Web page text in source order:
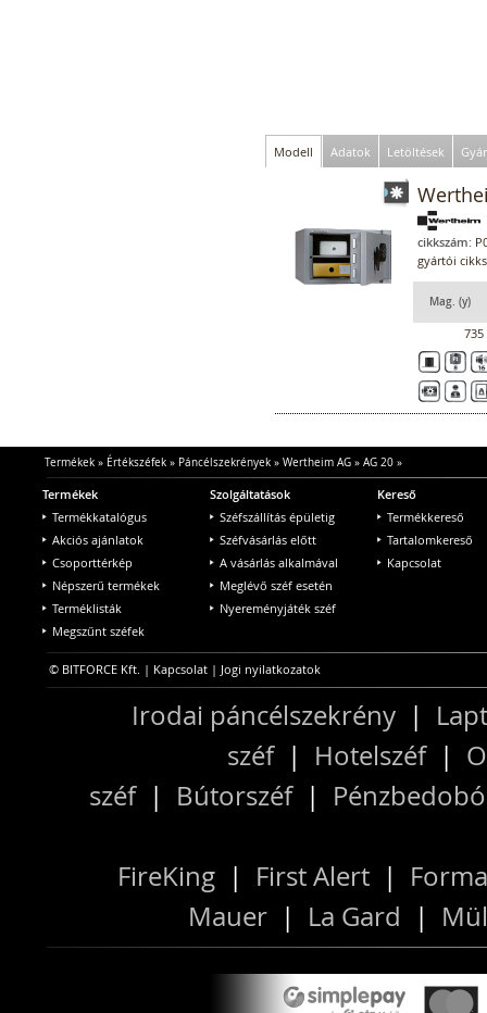
Modell Adatok Letöltések
cikkszám:
gyártói
Mag. (y)
735
Termékek» Értékszéfek» Páncélszekrények» Wertheim AG» AG 20»
Termékek
Termékkatalógus
Akciós ajánlatok
Csoporttérkép
Népszerű termékek
Terméklisták
Megszűnt széfek
Szolgáltatások
Széfszállítás épületig
Széfvásárlás előtt
A vásárlás alkalmával
Meglévő széf esetén
Nyereményjáték széf
Kereső
Termékkereső
Tartalomkereső
Kapcsolat
© BITFORCE Kft. | Kapcsolat | Jogi nyilatkozatok
Irodai páncélszekrény |
széf| Hotelszéf|
széf| Bútorszéf|
FireKing | First Alert |
Mauer | La Gard |